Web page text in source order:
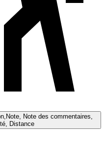
Note des commentaires,
Distance